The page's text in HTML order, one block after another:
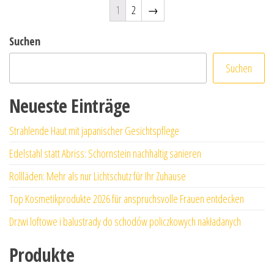
1 2 →
Suchen
Suchen
Neueste Einträge
Strahlende Haut mit japanischer Gesichtspflege
Edelstahl statt Abriss: Schornstein nachhaltig sanieren
Rollläden: Mehr als nur Lichtschutz für Ihr Zuhause
Top Kosmetikprodukte 2026 für anspruchsvolle Frauen entdecken
Drzwi loftowe i balustrady do schodów policzkowych nakładanych
Produkte